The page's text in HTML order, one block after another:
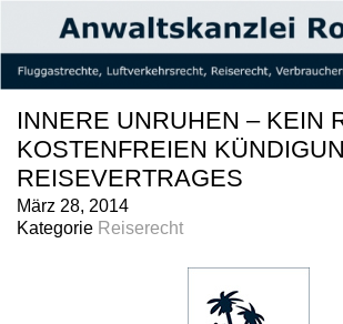
INNERE UNRUHEN – KEIN
KOSTENFREIEN
REISEVERTRAGES
März 28, 2014
Kategorie Reiserecht